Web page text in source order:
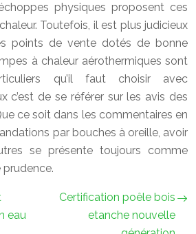
physiques proposent ces
Toutefois, il est plus judicieux
points de vente dotés de bonne
à chaleur aérothermiques sont
qu’il faut choisir avec
c’est de se référer sur les avis des
ce soit dans les commentaires en
par bouches à oreille, avoir
se présente toujours comme
eau
Certification poêle bois
etanche nouvelle